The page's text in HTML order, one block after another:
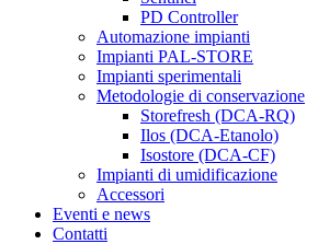
PD Controller
Automazione impianti
Impianti PAL-STORE
Impianti sperimentali
Metodologie di conservazione
Storefresh (DCA-RQ)
Ilos (DCA-Etanolo)
Isostore (DCA-CF)
Impianti di umidificazione
Accessori
Eventi e news
Contatti